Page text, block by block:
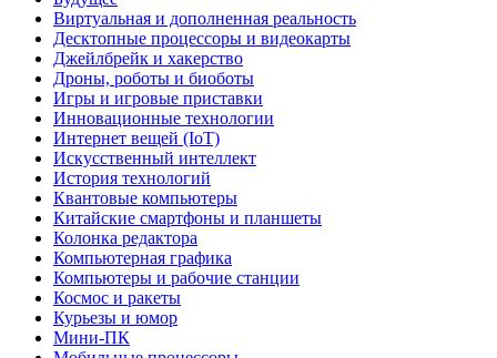
Виртуальная и дополненная реальность
Десктопные процессоры и видеокарты
Джейлбрейк и хакерство
Дроны, роботы и биоботы
Игры и игровые приставки
Инновационные технологии
Интернет вещей (IoT)
Искусственный интеллект
История технологий
Квантовые компьютеры
Китайские смартфоны и планшеты
Колонка редактора
Компьютерная графика
Компьютеры и рабочие станции
Космос и ракеты
Курьезы и юмор
Мини-ПК